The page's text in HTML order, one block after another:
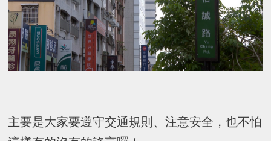
主要是大家要遵守交通規則、注意安全，也不怕